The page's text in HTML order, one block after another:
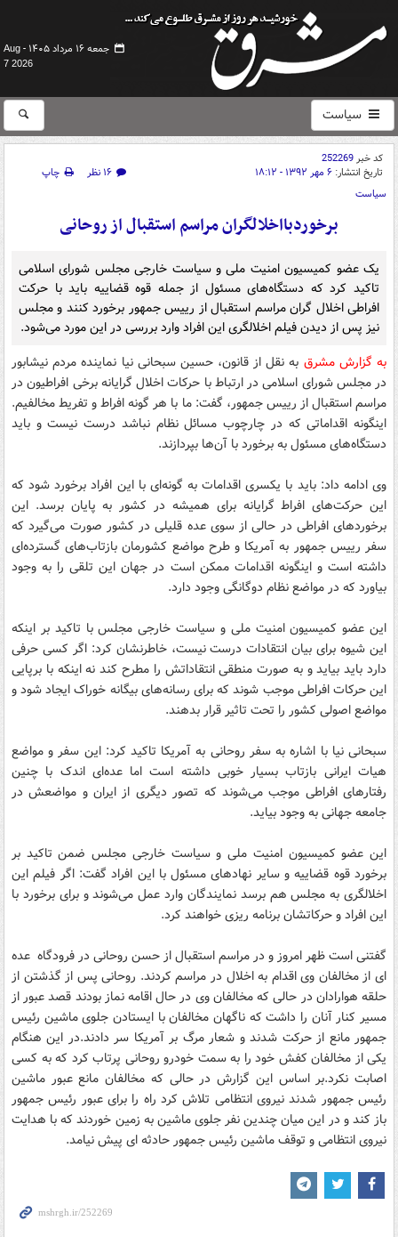
جمعه ۱۶ مرداد ۱۴۰۵ -
Aug
7 2026
سیاست
کد خبر252269
تاریخ انتشار: ۶ مهر ۱۳۹۲ - ۱۸:۱۲ ۱۶ نظر
چاپ
سیاست
برخوردبااخلالگران مراسم استقبال از روحانی
یک عضو کمیسیون امنیت ملی و سیاست خارجی مجلس شورای اسلامی
تاکید کرد که دستگاه‌های مسئول از جمله قوه قضاییه باید با حرکت
افراطی اخلال گران مراسم استقبال از رییس جمهور برخورد کنند و مجلس
نیز پس از دیدن فیلم اخلالگری این افراد وارد بررسی در این مورد می‌شود.
به گزارش مشرق به نقل از قانون، حسین سبحانی نیا نماینده مردم نیشابور
در مجلس شورای اسلامی در ارتباط با حرکات اخلال گرایانه برخی افراطیون در
مراسم استقبال از رییس جمهور، گفت: ما با هر گونه افراط و تفریط مخالفیم.
اینگونه اقداماتی که در چارچوب مسائل نظام نباشد درست نیست و باید
دستگاه‌های مسئول به برخورد با آن‌ها بپردازند.
وی ادامه داد: باید با یکسری اقدامات به گونه‌ای با این افراد برخورد شود که
این حرکت‌های افراط گرایانه برای همیشه در کشور به پایان برسد. این
برخوردهای افراطی در حالی از سوی عده قلیلی در کشور صورت می‌گیرد که
سفر رییس جمهور به آمریکا و طرح مواضع کشورمان بازتاب‌های گسترده‌ای
داشته است و اینگونه اقدامات ممکن است در جهان این تلقی را به وجود
بیاورد که در مواضع نظام دوگانگی وجود دارد.
این عضو کمیسیون امنیت ملی و سیاست خارجی مجلس با تاکید بر اینکه
این شیوه برای بیان انتقادات درست نیست، خاطرنشان کرد: اگر کسی حرفی
دارد باید بیاید و به صورت منطقی انتقاداتش را مطرح کند نه اینکه با برپایی
این حرکات افراطی موجب شوند که برای رسانه‌های بیگانه خوراک ایجاد شود و
مواضع اصولی کشور را تحت تاثیر قرار بدهند.
سبحانی نیا با اشاره به سفر روحانی به آمریکا تاکید کرد: این سفر و مواضع
هیات ایرانی بازتاب بسیار خوبی داشته است اما عده‌ای اندک با چنین
رفتارهای افراطی موجب می‌شوند که تصور دیگری از ایران و مواضعش در
جامعه جهانی به وجود بیاید.
این عضو کمیسیون امنیت ملی و سیاست خارجی مجلس ضمن تاکید بر
برخورد قوه قضاییه و سایر نهادهای مسئول با این افراد گفت: اگر فیلم این
اخلالگری به مجلس هم برسد نمایندگان وارد عمل می‌شوند و برای برخورد با
این افراد و حرکاتشان برنامه ریزی خواهند کرد.
گفتنی است ظهر امروز و در مراسم استقبال از حسن روحانی در فرودگاه عده
ای از مخالفان وی اقدام به اخلال در مراسم کردند. روحانی پس از گذشتن از
حلقه هوارادان در حالی که مخالفان وی در حال اقامه نماز بودند قصد عبور از
مسیر کنار آنان را داشت که ناگهان مخالفان با ایستادن جلوی ماشین رئیس
جمهور مانع از حرکت شدند و شعار مرگ بر آمریکا سر دادند.در این هنگام
یکی از مخالفان کفش خود را به سمت خودرو روحانی پرتاب کرد که به کسی
اصابت نکرد.بر اساس این گزارش در حالی که مخالفان مانع عبور ماشین
رئیس جمهور شدند نیروی انتظامی تلاش کرد راه را برای عبور رئیس جمهور
باز کند و در این میان چندین نفر جلوی ماشین به زمین خوردند که با هدایت
نیروی انتظامی و توقف ماشین رئیس جمهور حادثه ای پیش نیامد.